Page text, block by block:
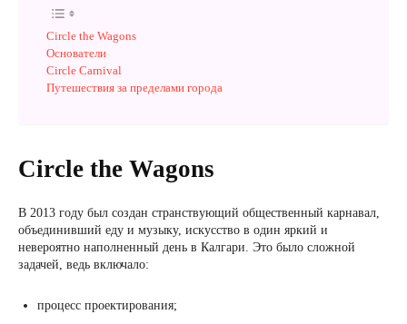
Circle the Wagons
Основатели
Circle Carnival
Путешествия за пределами города
Circle the Wagons
В 2013 году был создан странствующий общественный карнавал,
объединивший еду и музыку, искусство в один яркий и
невероятно наполненный день в Калгари. Это было сложной
задачей, ведь включало:
процесс проектирования;